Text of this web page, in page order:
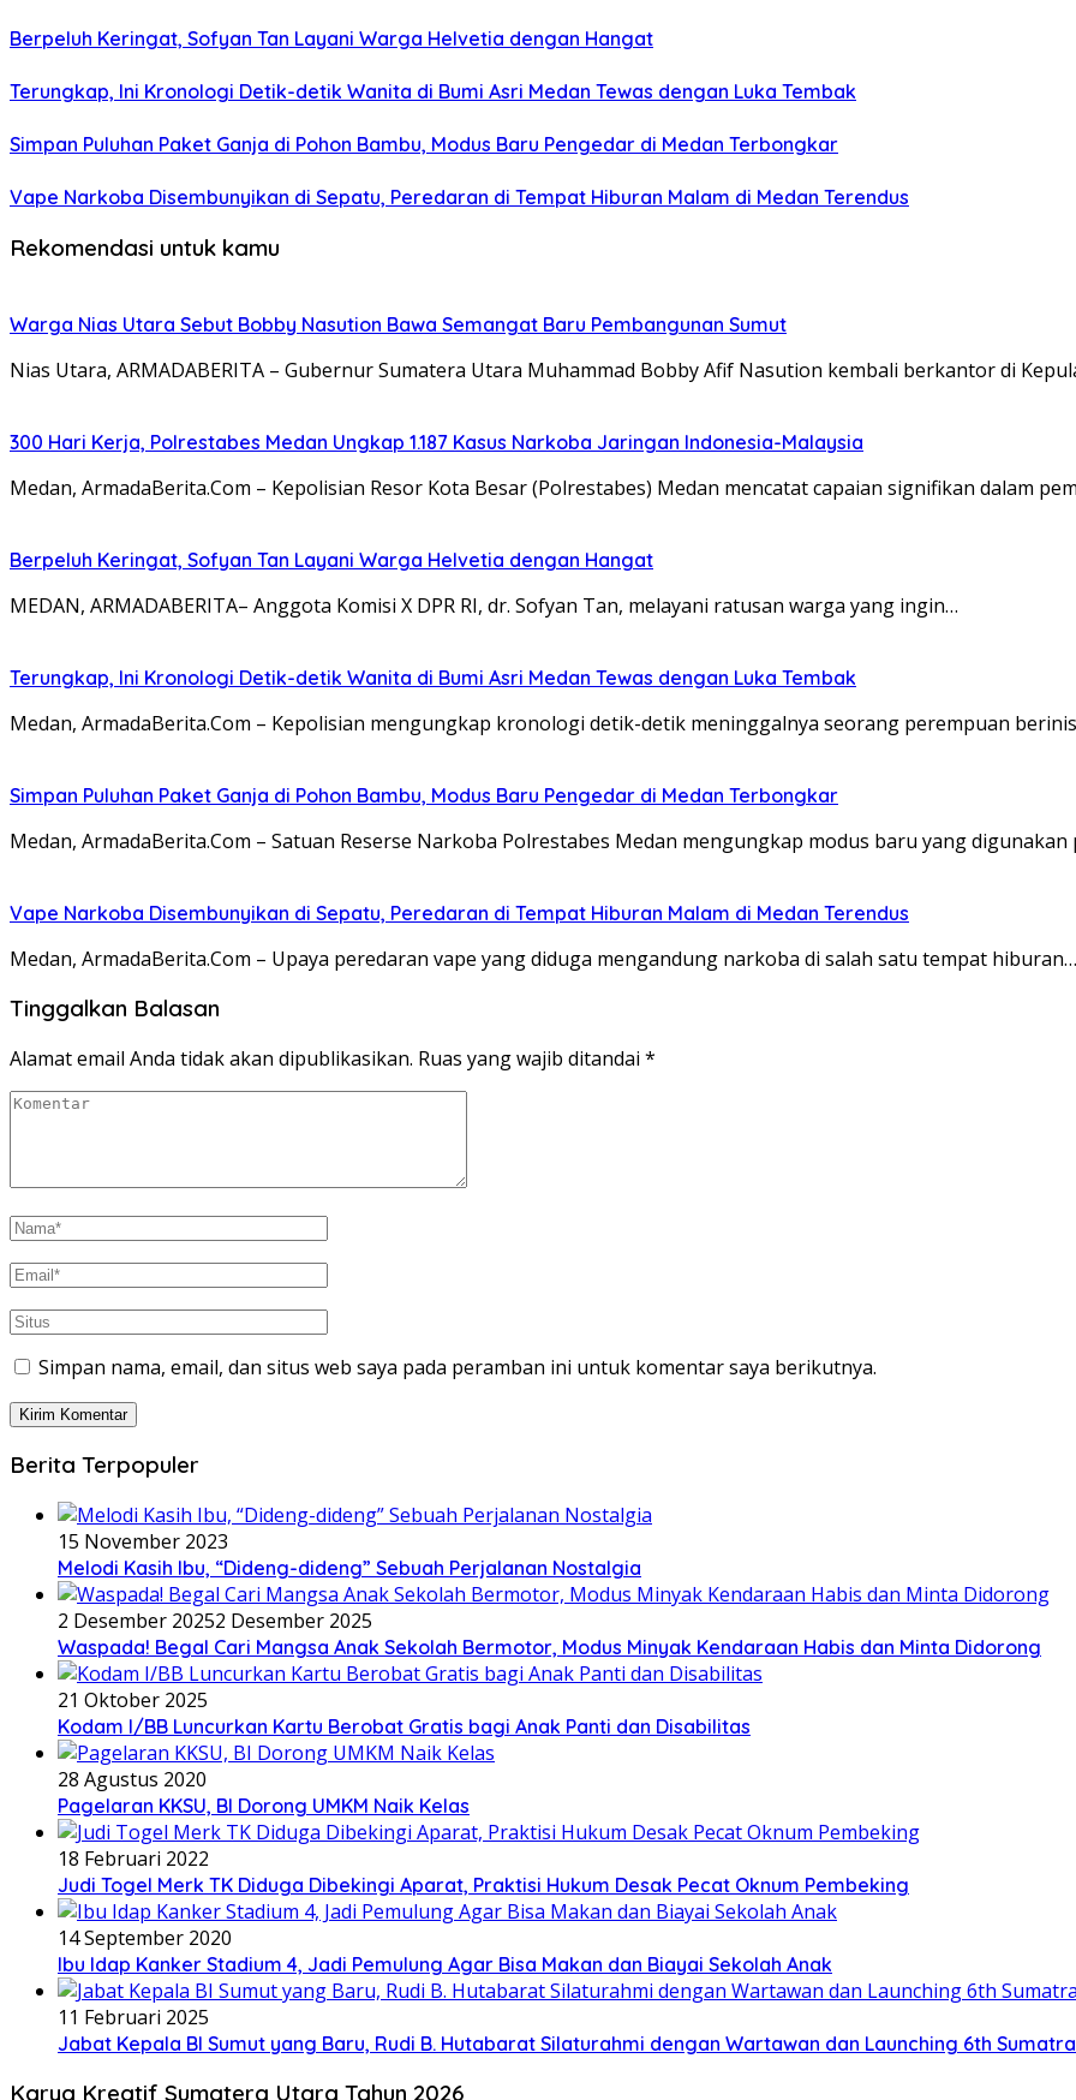
Berpeluh Keringat, Sofyan Tan Layani Warga Helvetia dengan Hangat
Terungkap, Ini Kronologi Detik-detik Wanita di Bumi Asri Medan Tewas dengan Luka Tembak
Simpan Puluhan Paket Ganja di Pohon Bambu, Modus Baru Pengedar di Medan Terbongkar
Vape Narkoba Disembunyikan di Sepatu, Peredaran di Tempat Hiburan Malam di Medan Terendus
Rekomendasi untuk kamu
Warga Nias Utara Sebut Bobby Nasution Bawa Semangat Baru Pembangunan Sumut
Nias Utara, ARMADABERITA – Gubernur Sumatera Utara Muhammad Bobby Afif Nasution kembali berkantor di
300 Hari Kerja, Polrestabes Medan Ungkap 1.187 Kasus Narkoba Jaringan Indonesia-Malaysia
Medan, ArmadaBerita.Com – Kepolisian Resor Kota Besar (Polrestabes) Medan mencatat capaian signifikan dalam
Berpeluh Keringat, Sofyan Tan Layani Warga Helvetia dengan Hangat
MEDAN, ARMADABERITA– Anggota Komisi X DPR RI, dr. Sofyan Tan, melayani ratusan warga yang ingin…
Terungkap, Ini Kronologi Detik-detik Wanita di Bumi Asri Medan Tewas dengan Luka Tembak
Medan, ArmadaBerita.Com – Kepolisian mengungkap kronologi detik-detik meninggalnya seorang perempuan
Simpan Puluhan Paket Ganja di Pohon Bambu, Modus Baru Pengedar di Medan Terbongkar
Medan, ArmadaBerita.Com – Satuan Reserse Narkoba Polrestabes Medan mengungkap modus baru yang
Vape Narkoba Disembunyikan di Sepatu, Peredaran di Tempat Hiburan Malam di Medan Terendus
Medan, ArmadaBerita.Com – Upaya peredaran vape yang diduga mengandung narkoba di salah satu tempat hiburan…
Tinggalkan Balasan
Alamat email Anda tidak akan dipublikasikan. Ruas yang wajib ditandai *
Simpan nama, email, dan situs web saya pada peramban ini untuk komentar saya berikutnya.
Berita Terpopuler
15 November 2023
Melodi Kasih Ibu, “Dideng-dideng” Sebuah Perjalanan Nostalgia
2 Desember 20252 Desember 2025
Waspada! Begal Cari Mangsa Anak Sekolah Bermotor, Modus Minyak Kendaraan Habis dan Minta Didorong
21 Oktober 2025
Kodam I/BB Luncurkan Kartu Berobat Gratis bagi Anak Panti dan Disabilitas
28 Agustus 2020
Pagelaran KKSU, BI Dorong UMKM Naik Kelas
18 Februari 2022
Judi Togel Merk TK Diduga Dibekingi Aparat, Praktisi Hukum Desak Pecat Oknum Pembeking
14 September 2020
Ibu Idap Kanker Stadium 4, Jadi Pemulung Agar Bisa Makan dan Biayai Sekolah Anak
11 Februari 2025
Jabat Kepala BI Sumut yang Baru, Rudi B. Hutabarat Silaturahmi dengan Wartawan dan Launching 6th
Karya Kreatif Sumatera Utara Tahun 2026